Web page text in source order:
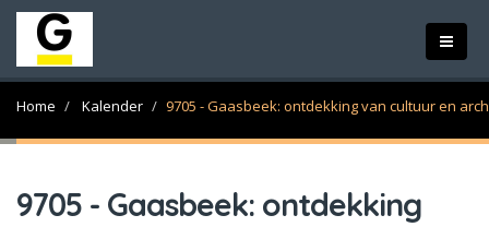
Home Kalender 9705 - Gaasbeek: ontdekking van cultuur en
9705 - Gaasbeek: ontdekking